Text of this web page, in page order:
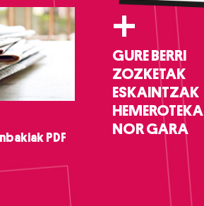
PDF
+
GURE BERRI
ZOZKETAK
ESKAINTZAK
HEMEROTEKA
NOR GARA